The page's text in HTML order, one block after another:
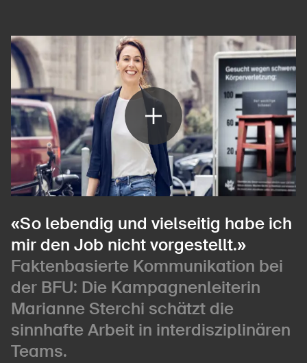
«So lebendig und vielseitig habe ich
mir den Job nicht vorgestellt.»
Faktenbasierte Kommunikation bei
der BFU: Die Kampagnenleiterin
Marianne Sterchi schätzt die
sinnhafte Arbeit in interdisziplinären
Teams.